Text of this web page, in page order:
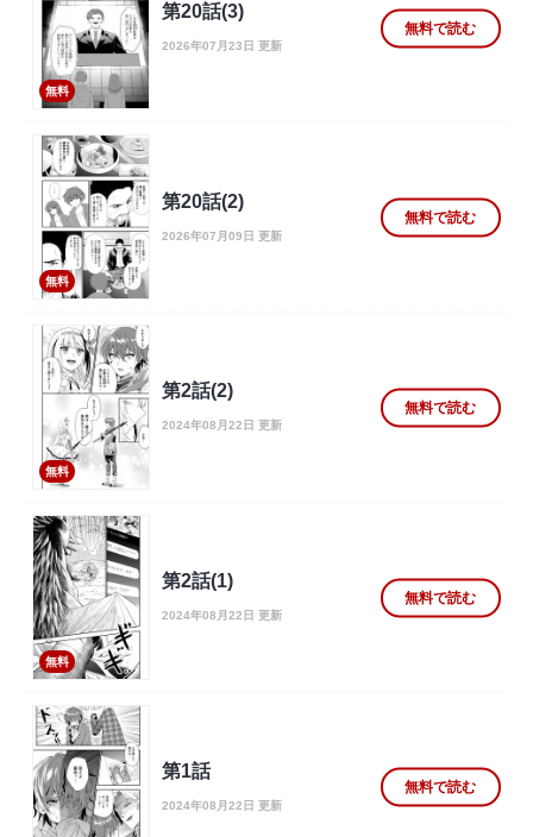
無料
第20話(3)
2026年07月23日 更新
無料で読む
無料
第20話(2)
2026年07月09日 更新
無料で読む
無料
第2話(2)
2024年08月22日 更新
無料で読む
無料
第2話(1)
2024年08月22日 更新
無料で読む
第1話
2024年08月22日 更新
無料で読む